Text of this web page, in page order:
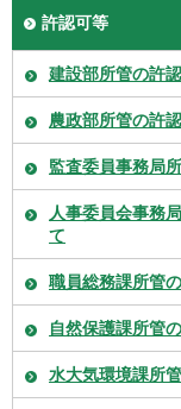
許認可等
建設部所管の許
農政部所管の許
監査委員事務局
人事委員会事務
て
職員総務課所管
自然保護課所管
水大気環境課所